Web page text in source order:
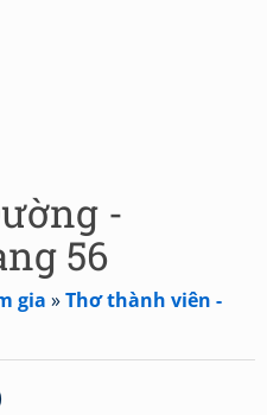
-
56
gia »Thơ thành viên -